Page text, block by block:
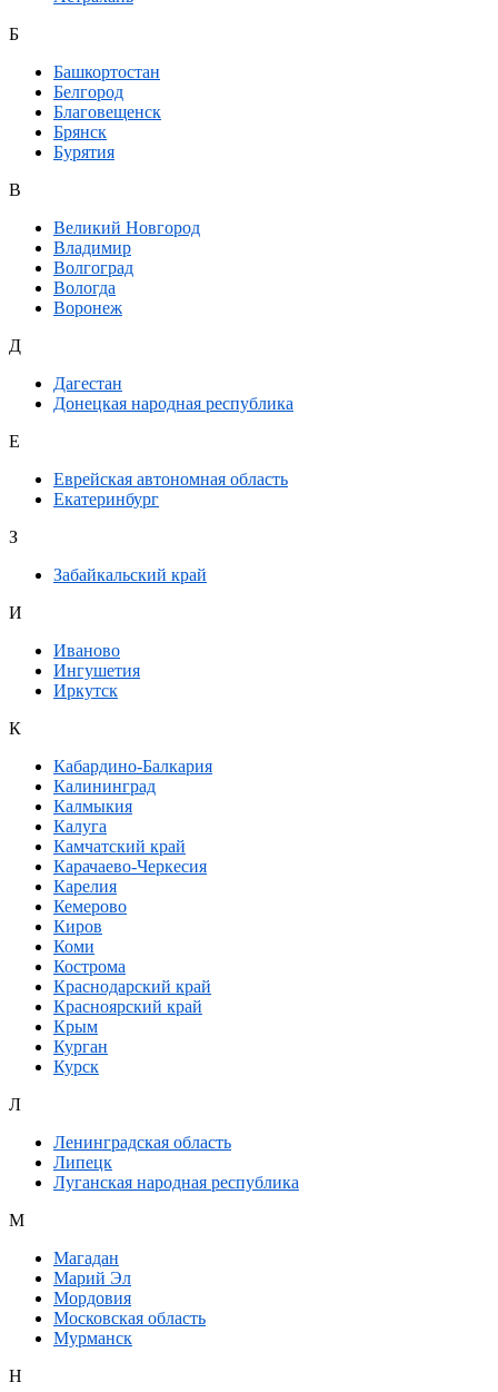
Б
Башкортостан
Белгород
Благовещенск
Брянск
Бурятия
В
Великий Новгород
Владимир
Волгоград
Вологда
Воронеж
Д
Дагестан
Донецкая народная республика
Е
Еврейская автономная область
Екатеринбург
З
Забайкальский край
И
Иваново
Ингушетия
Иркутск
К
Кабардино-Балкария
Калининград
Калмыкия
Калуга
Камчатский край
Карачаево-Черкесия
Карелия
Кемерово
Киров
Коми
Кострома
Краснодарский край
Красноярский край
Крым
Курган
Курск
Л
Ленинградская область
Липецк
Луганская народная республика
М
Магадан
Марий Эл
Мордовия
Московская область
Мурманск
Н